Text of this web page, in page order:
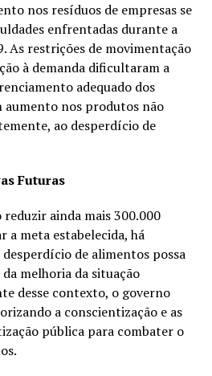
nos resíduos de empresas se
enfrentadas durante a
As restrições de movimentação
à demanda dificultaram a
adequado dos
aumento nos produtos não
ao desperdício de
Futuras
reduzir ainda mais 300.000
a meta estabelecida, há
de alimentos possa
melhoria da situação
desse contexto, o governo
a conscientização e as
pública para combater o